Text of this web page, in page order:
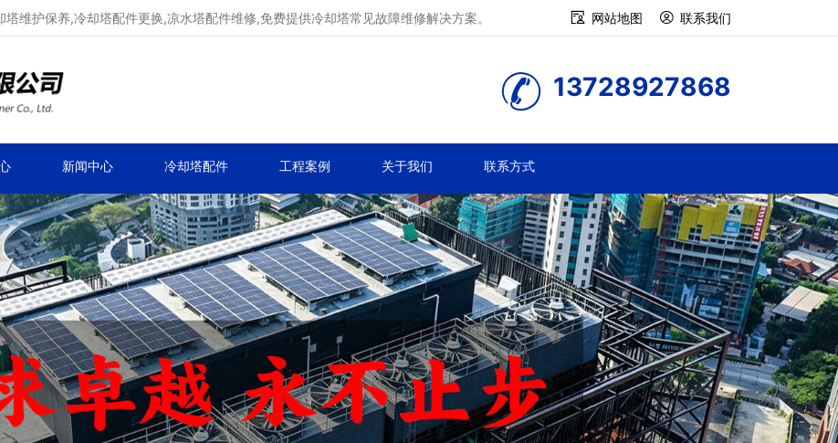
维护保养,冷却塔配件更换,凉水塔配件维修,免费提供冷却塔常见故障维修解决方案。 网站地图 联系我们
13728927868
新闻中心 冷却塔配件 工程案例 关于我们 联系方式